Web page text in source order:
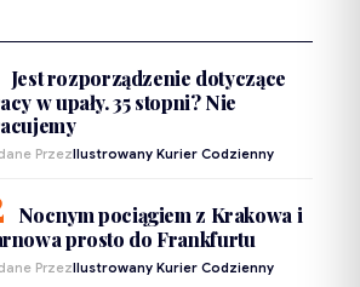
Jest rozporządzenie dotyczące
w upały. 35 stopni? Nie
PrzezIlustrowany Kurier Codzienny
Nocnym pociągiem z Krakowa i
prosto do Frankfurtu
PrzezIlustrowany Kurier Codzienny